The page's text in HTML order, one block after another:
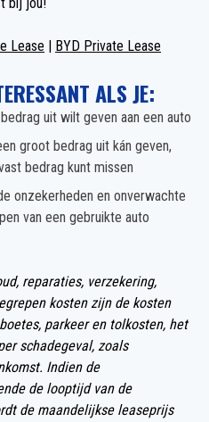
bij jou!
Lease BYD Private Lease
ALS JE:
uit wilt geven aan een auto
groot bedrag uit kán geven,
bedrag kunt missen
onzekerheden en onverwachte
van een gebruikte auto
reparaties, verzekering,
kosten zijn de kosten
parkeer en tolkosten, het
schadegeval, zoals
Indien de
de looptijd van de
de maandelijkse leaseprijs